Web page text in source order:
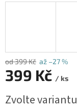
od 399 Kč až –27 %
399 Kč / ks
cena:
Zvolte variantu